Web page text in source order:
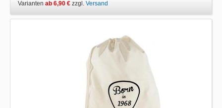
Varianten ab 6,90 € zzgl. Versand